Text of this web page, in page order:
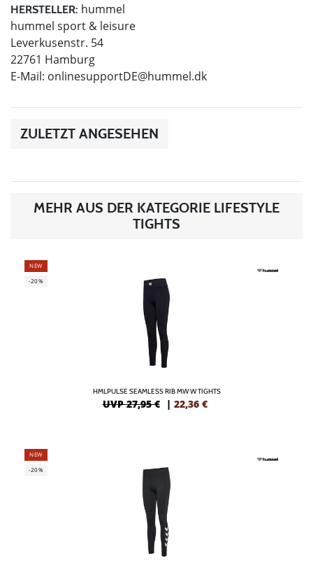
HERSTELLER: hummel
hummel sport & leisure
Leverkusenstr. 54
22761 Hamburg
E-Mail: onlinesupportDE@hummel.dk
ZULETZT ANGESEHEN
MEHR AUS DER KATEGORIE LIFESTYLE
TIGHTS
NEW
-20%
HMLPULSE SEAMLESS RIB MW W TIGHTS
UVP 27,95 € | 22,36 €
NEW
-20%